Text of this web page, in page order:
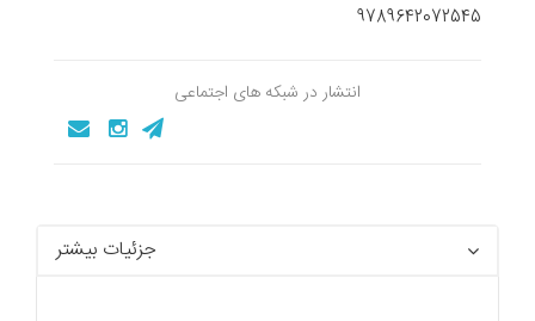
9789642072545
انتشار در شبکه های اجتماعی
جزئیات بیشتر